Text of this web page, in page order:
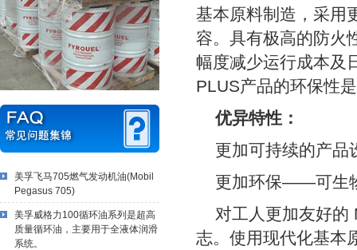
美孚飞马705燃气发动机油(Mobil
Pegasus 705)
美孚威格力100循环油系列是超高
质量循环油，主要用于全液体润滑
系统。
基本原料制造，采用
容。具有极高的防火
幅度减少运行成本及
PLUS产品的环保性
优异特性：
更加可持续的产品
更加环保——可生
对工人更加友好的
志。使用现代化基本